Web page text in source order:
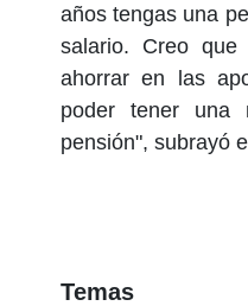
años tengas una
salario. Creo
ahorrar en las
poder tener una
pensión", subrayó
Temas